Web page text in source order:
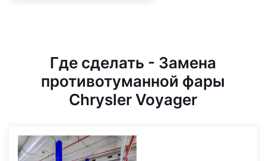
Где сделать - Замена
противотуманной фары
Chrysler Voyager